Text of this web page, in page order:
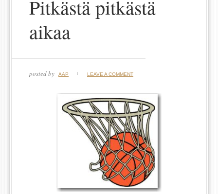
Pitkästä pitkästä
aikaa
posted by AAP LEAVE A COMMENT